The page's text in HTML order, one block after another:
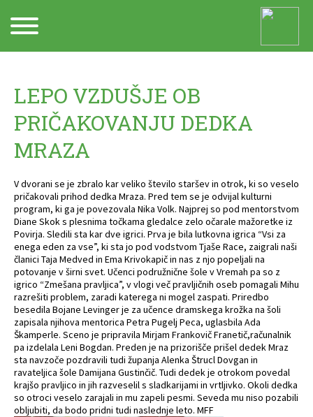
LEPO VZDUŠJE OB
PRIČAKOVANJU DEDKA
MRAZA
V dvorani se je zbralo kar veliko število staršev in otrok, ki so veselo
pričakovali prihod dedka Mraza. Pred tem se je odvijal kulturni
program, ki ga je povezovala Nika Volk. Najprej so pod mentorstvom
Diane Skok s plesnima točkama gledalce zelo očarale mažoretke iz
Povirja. Sledili sta kar dve igrici. Prva je bila lutkovna igrica “Vsi za
enega eden za vse”, ki sta jo pod vodstvom Tjaše Race, zaigrali naši
članici Taja Medved in Ema Krivokapič in nas z njo popeljali na
potovanje v širni svet. Učenci podružnične šole v Vremah pa so z
igrico “Zmešana pravljica”, v vlogi več pravljičnih oseb pomagali Mihu
razrešiti problem, zaradi katerega ni mogel zaspati. Priredbo
besedila Bojane Levinger je za učence dramskega krožka na šoli
zapisala njihova mentorica Petra Pugelj Peca, uglasbila Ada
Škamperle. Sceno je pripravila Mirjam Frankovič Franetič,računalnik
pa izdelala Leni Bogdan. Preden je na prizorišče prišel dedek Mraz
sta navzoče pozdravili tudi županja Alenka Štrucl Dovgan in
ravateljica šole Damijana Gustinčič. Tudi dedek je otrokom povedal
krajšo pravljico in jih razveselil s sladkarijami in vrtljivko. Okoli dedka
so otroci veselo zarajali in mu zapeli pesmi. Seveda mu niso pozabili
obljubiti, da bodo pridni tudi naslednje leto. MFF